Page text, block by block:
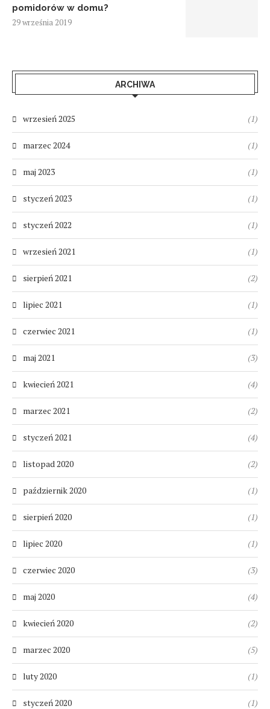
pomidorów w domu?
29 września 2019
ARCHIWA
wrzesień 2025 (1)
marzec 2024 (1)
maj 2023 (1)
styczeń 2023 (1)
styczeń 2022 (1)
wrzesień 2021 (1)
sierpień 2021 (2)
lipiec 2021 (1)
czerwiec 2021 (1)
maj 2021 (3)
kwiecień 2021 (4)
marzec 2021 (2)
styczeń 2021 (4)
listopad 2020 (2)
październik 2020 (1)
sierpień 2020 (1)
lipiec 2020 (1)
czerwiec 2020 (3)
maj 2020 (4)
kwiecień 2020 (2)
marzec 2020 (5)
luty 2020 (1)
styczeń 2020 (1)